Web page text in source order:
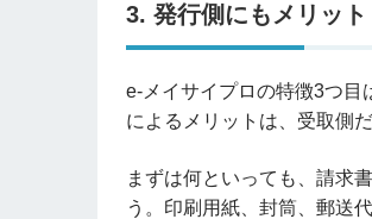
3. 発行側にもメリット
e-メイサイプロの特徴3つ目
によるメリットは、受取側
まずは何といっても、請求
う。印刷用紙、封筒、郵送